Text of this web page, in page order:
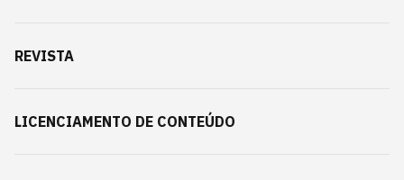
REVISTA
LICENCIAMENTO DE CONTEÚDO